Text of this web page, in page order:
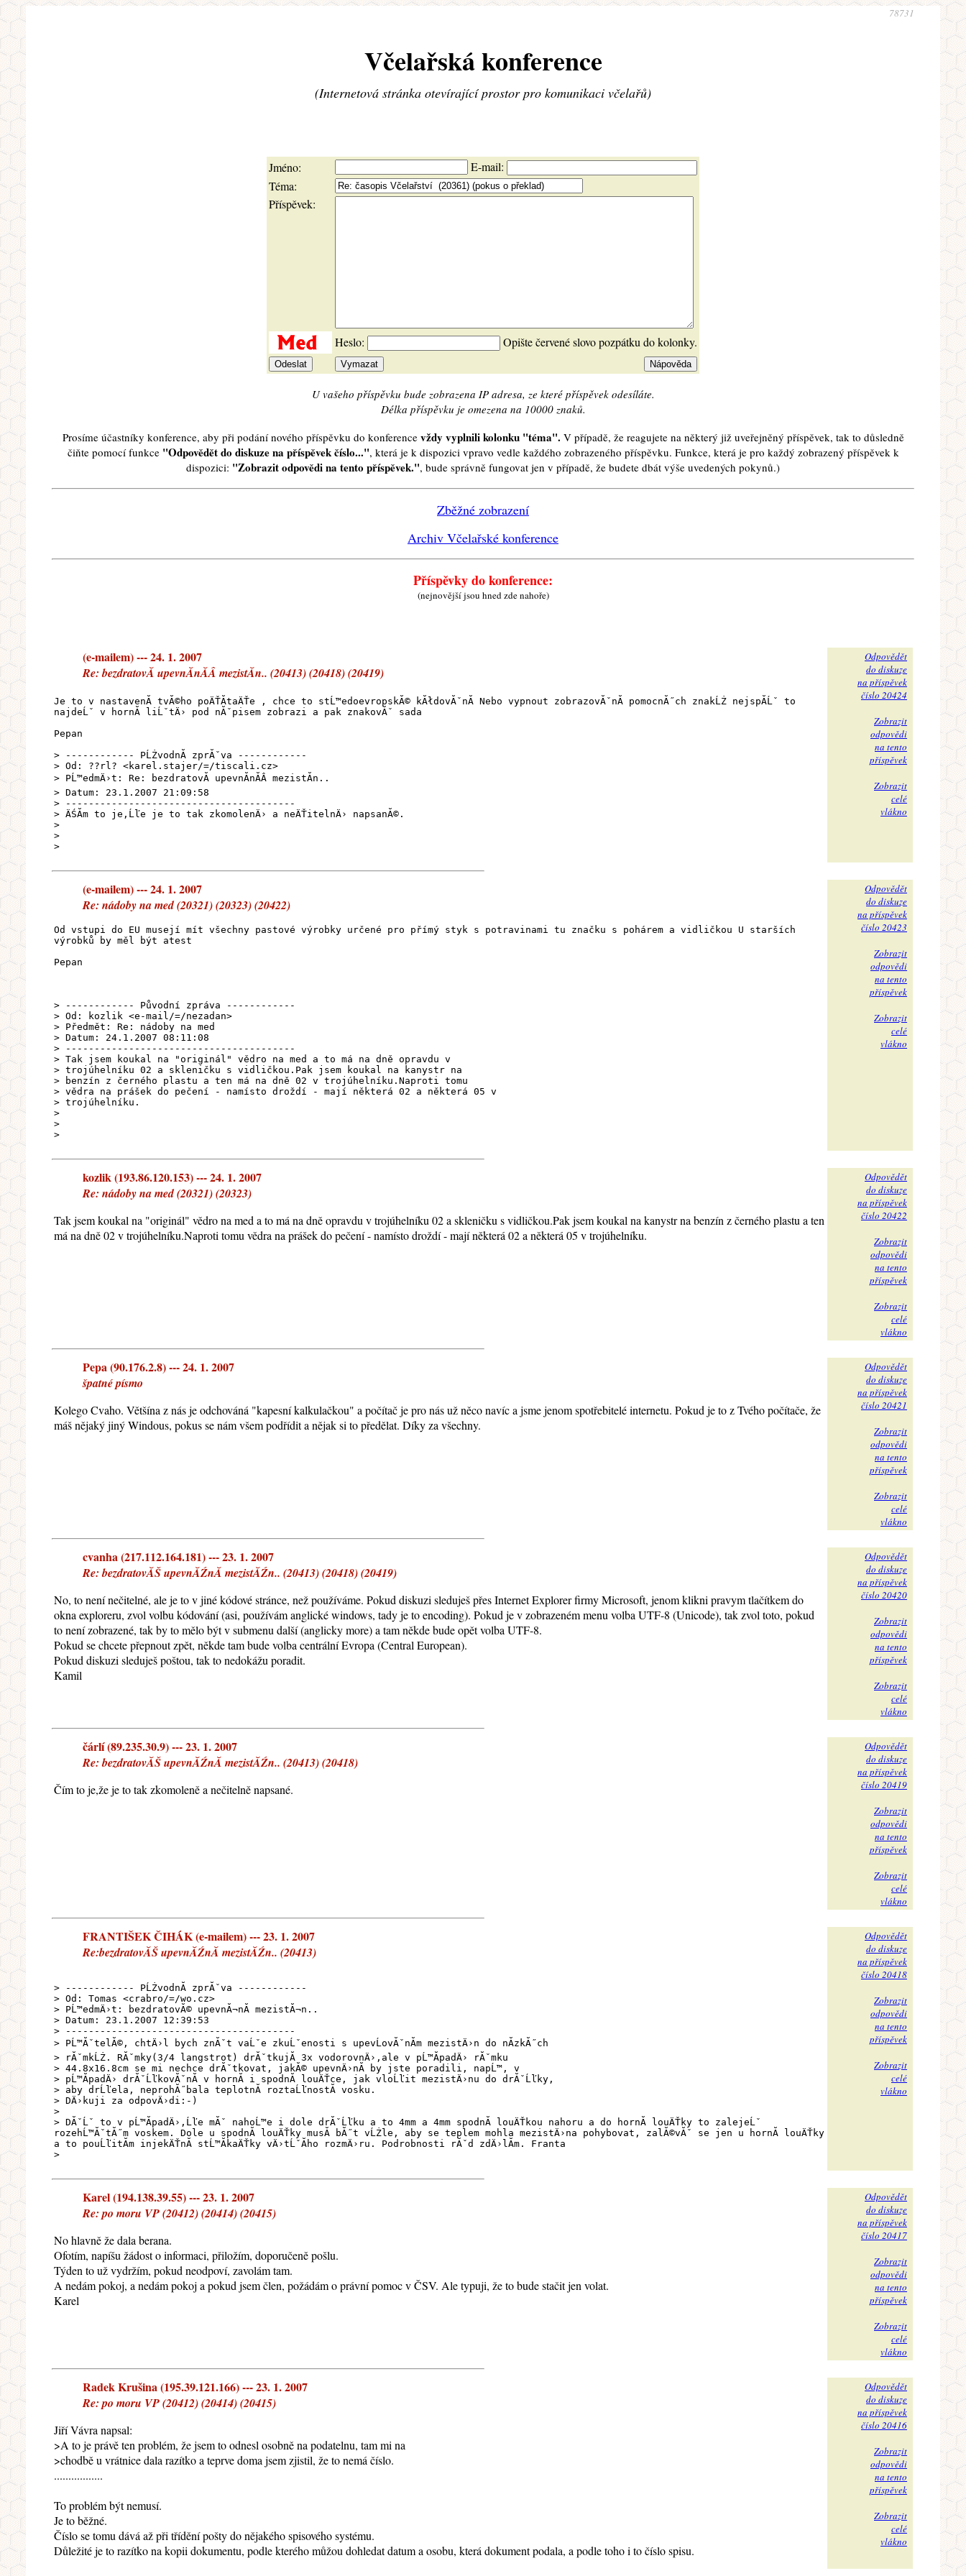
78731
Včelařská konference
(Internetová stránka otevírající prostor pro komunikaci včelařů)
Jméno:
E-mail:
Téma:
Příspěvek:
Heslo: Opište červené slovo pozpátku do kolonky.
U vašeho příspěvku bude zobrazena IP adresa, ze které příspěvek odesíláte.
Délka příspěvku je omezena na 10000 znaků.
Prosíme účastníky konference, aby při podání nového příspěvku do konference vždy vyplnili kolonku "téma". V případě, že reagujete na některý již uveřejněný příspěvek, tak to důsledně
čiňte pomocí funkce "Odpovědět do diskuze na příspěvek číslo...", která je k dispozici vpravo vedle každého zobrazeného příspěvku. Funkce, která je pro každý zobrazený příspěvek k
dispozici: "Zobrazit odpovědi na tento příspěvek.", bude správně fungovat jen v případě, že budete dbát výše uvedených pokynů.)
Zběžné zobrazení
Archiv Včelařské konference
Příspěvky do konference:
(nejnovější jsou hned zde nahoře)
(e-mailem) --- 24. 1. 2007
Re: bezdratovĂ upevnĂnĂÂ­ mezistĂn.. (20413) (20418) (20419)
Je to v nastavenĂ­ tvĂ©ho poÄŤĂ­taÄŤe , chce to stĹ™edoevropskĂ© kĂłdovĂˇnĂ­ Nebo vypnout zobrazovĂˇnĂ­ pomocnĂ˝ch znakĹŻ nejspĂ­Ĺˇ to
najdeĹˇ v hornĂ­ liĹˇtÄ› pod nĂˇpisem zobrazi a pak znakovĂˇ sada
Pepan
> ------------ PĹŻvodnĂ­ zprĂˇva ------------
> Od: ??rl? <karel.stajer/=/tiscali.cz>
> PĹ™edmÄ›t: Re: bezdratovĂ upevnĂnĂÂ­ mezistĂn..
> Datum: 23.1.2007 21:09:58
> ----------------------------------------
> ÄŚĂ­m to je,Ĺľe je to tak zkomolenÄ› a neÄŤitelnÄ› napsanĂ©.
>
>
>
Odpovědět
do diskuze
na příspěvek
číslo 20424
Zobrazit
odpovědi
na tento
příspěvek
Zobrazit
celé
vlákno
(e-mailem) --- 24. 1. 2007
Re: nádoby na med (20321) (20323) (20422)
Od vstupi do EU musejí mít všechny pastové výrobky určené pro přímý styk s potravinami tu značku s pohárem a vidličkou U starších
výrobků by měl být atest
Pepan
> ------------ Původní zpráva ------------
> Od: kozlik <e-mail/=/nezadan>
> Předmět: Re: nádoby na med
> Datum: 24.1.2007 08:11:08
> ----------------------------------------
> Tak jsem koukal na "originál" vědro na med a to má na dně opravdu v
> trojúhelníku 02 a skleničku s vidličkou.Pak jsem koukal na kanystr na
> benzín z černého plastu a ten má na dně 02 v trojúhelníku.Naproti tomu
> vědra na prášek do pečení - namísto droždí - mají některá 02 a některá 05 v
> trojúhelníku.
>
>
>
Odpovědět
do diskuze
na příspěvek
číslo 20423
Zobrazit
odpovědi
na tento
příspěvek
Zobrazit
celé
vlákno
kozlik (193.86.120.153) --- 24. 1. 2007
Re: nádoby na med (20321) (20323)
Tak jsem koukal na "originál" vědro na med a to má na dně opravdu v trojúhelníku 02 a skleničku s vidličkou.Pak jsem koukal na kanystr na benzín z černého plastu a ten
má na dně 02 v trojúhelníku.Naproti tomu vědra na prášek do pečení - namísto droždí - mají některá 02 a některá 05 v trojúhelníku.
Odpovědět
do diskuze
na příspěvek
číslo 20422
Zobrazit
odpovědi
na tento
příspěvek
Zobrazit
celé
vlákno
Pepa (90.176.2.8) --- 24. 1. 2007
špatné písmo
Kolego Cvaho. Většína z nás je odchováná "kapesní kalkulačkou" a počítač je pro nás už něco navíc a jsme jenom spotřebitelé internetu. Pokud je to z Tvého počítače, že
máš nějaký jiný Windous, pokus se nám všem podřídit a nějak si to předělat. Díky za všechny.
Odpovědět
do diskuze
na příspěvek
číslo 20421
Zobrazit
odpovědi
na tento
příspěvek
Zobrazit
celé
vlákno
cvanha (217.112.164.181) --- 23. 1. 2007
Re: bezdratovĂŠ upevnĂŹnĂ­ mezistĂŹn.. (20413) (20418) (20419)
No, to není nečitelné, ale je to v jiné kódové stránce, než používáme. Pokud diskuzi sleduješ přes Internet Explorer firmy Microsoft, jenom klikni pravym tlačítkem do
okna exploreru, zvol volbu kódování (asi, používám anglické windows, tady je to encoding). Pokud je v zobrazeném menu volba UTF-8 (Unicode), tak zvol toto, pokud
to není zobrazené, tak by to mělo být v submenu další (anglicky more) a tam někde bude opět volba UTF-8.
Pokud se chcete přepnout zpět, někde tam bude volba centrální Evropa (Central European).
Pokud diskuzi sleduješ poštou, tak to nedokážu poradit.
Kamil
Odpovědět
do diskuze
na příspěvek
číslo 20420
Zobrazit
odpovědi
na tento
příspěvek
Zobrazit
celé
vlákno
čárlí (89.235.30.9) --- 23. 1. 2007
Re: bezdratovĂŠ upevnĂŹnĂ­ mezistĂŹn.. (20413) (20418)
Čím to je,že je to tak zkomoleně a nečitelně napsané.
Odpovědět
do diskuze
na příspěvek
číslo 20419
Zobrazit
odpovědi
na tento
příspěvek
Zobrazit
celé
vlákno
FRANTIŠEK ČIHÁK (e-mailem) --- 23. 1. 2007
Re:bezdratovĂŠ upevnĂŹnĂ­ mezistĂŹn.. (20413)
> ------------ PĹŻvodnĂ­ zprĂˇva ------------
> Od: Tomas <crabro/=/wo.cz>
> PĹ™edmÄ›t: bezdratovĂ© upevnĂ¬nĂ­ mezistĂ¬n..
> Datum: 23.1.2007 12:39:53
> ----------------------------------------
> PĹ™ĂˇtelĂ©, chtÄ›l bych znĂˇt vaĹˇe zkuĹˇenosti s upevĹovĂˇnĂ­m mezistÄ›n do nĂ­zkĂ˝ch
> rĂˇmkĹŻ. RĂˇmky(3/4 langstrot) drĂˇtkujĂ­ 3x vodorovnÄ›,ale v pĹ™Ă­padÄ› rĂˇmku
> 44.8x16.8cm se mi nechce drĂˇtkovat, jakĂ© upevnÄ›nĂ­ by jste poradili, napĹ™, v
> pĹ™Ă­padÄ› drĂˇĹľkovĂˇnĂ­ v hornĂ­ i spodnĂ­ louÄŤce, jak vloĹľit mezistÄ›nu do drĂˇĹľky,
> aby drĹľela, neprohĂ˝bala teplotnĂ­ roztaĹľnostĂ­ vosku.
> DÄ›kuji za odpovÄ›di:-)
>
> DĂˇĹˇ to v pĹ™Ă­padÄ›,Ĺľe mĂˇ nahoĹ™e i dole drĂˇĹľku a to 4mm a 4mm spodnĂ­ louÄŤkou nahoru a do hornĂ­ louÄŤky to zalejeĹˇ
rozehĹ™ĂˇtĂ˝m voskem. Dole u spodnĂ­ louÄŤky musĂ­ bĂ˝t vĹŻle, aby se teplem mohla mezistÄ›na pohybovat, zalĂ©vĂˇ se jen u hornĂ­ louÄŤky
a to pouĹľitĂ­m injekÄŤnĂ­ stĹ™Ă­kaÄŤky vÄ›tĹˇĂ­ho rozmÄ›ru. Podrobnosti rĂˇd zdÄ›lĂ­m. Franta
>
Odpovědět
do diskuze
na příspěvek
číslo 20418
Zobrazit
odpovědi
na tento
příspěvek
Zobrazit
celé
vlákno
Karel (194.138.39.55) --- 23. 1. 2007
Re: po moru VP (20412) (20414) (20415)
No hlavně že dala berana.
Ofotím, napíšu žádost o informaci, přiložím, doporučeně pošlu.
Týden to už vydržím, pokud neodpoví, zavolám tam.
A nedám pokoj, a nedám pokoj a pokud jsem člen, požádám o právní pomoc v ČSV. Ale typuji, že to bude stačit jen volat.
Karel
Odpovědět
do diskuze
na příspěvek
číslo 20417
Zobrazit
odpovědi
na tento
příspěvek
Zobrazit
celé
vlákno
Radek Krušina (195.39.121.166) --- 23. 1. 2007
Re: po moru VP (20412) (20414) (20415)
Jiří Vávra napsal:
>A to je právě ten problém, že jsem to odnesl osobně na podatelnu, tam mi na
>chodbě u vrátnice dala razítko a teprve doma jsem zjistil, že to nemá číslo.
.................
To problém být nemusí.
Je to běžné.
Číslo se tomu dává až při třídění pošty do nějakého spisového systému.
Důležité je to razítko na kopii dokumentu, podle kterého můžou dohledat datum a osobu, která dokument podala, a podle toho i to číslo spisu.
Odpovědět
do diskuze
na příspěvek
číslo 20416
Zobrazit
odpovědi
na tento
příspěvek
Zobrazit
celé
vlákno